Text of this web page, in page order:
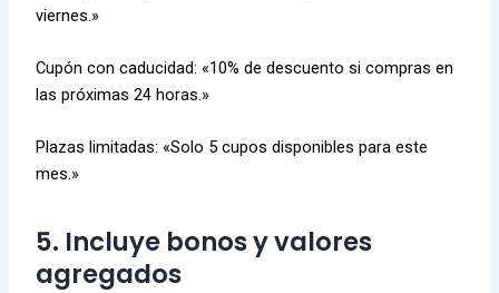
viernes.»
Cupón con caducidad: «10% de descuento si compras en
las próximas 24 horas.»
Plazas limitadas: «Solo 5 cupos disponibles para este
mes.»
5. Incluye bonos y valores
agregados